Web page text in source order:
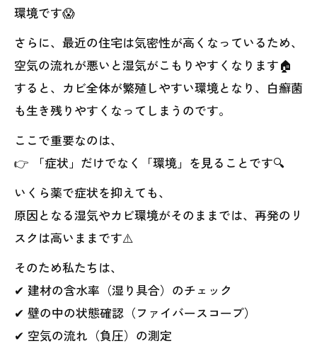
環境です😱
さらに、最近の住宅は気密性が高くなっているため、
空気の流れが悪いと湿気がこもりやすくなります🏠
すると、カビ全体が繁殖しやすい環境となり、白癬菌
も生き残りやすくなってしまうのです。
ここで重要なのは、
👉 「症状」だけでなく「環境」を見ることです🔍
いくら薬で症状を抑えても、
原因となる湿気やカビ環境がそのままでは、再発のリ
スクは高いままです⚠️
そのため私たちは、
✔ 建材の含水率（湿り具合）のチェック
✔ 壁の中の状態確認（ファイバースコープ）
✔ 空気の流れ（負圧）の測定